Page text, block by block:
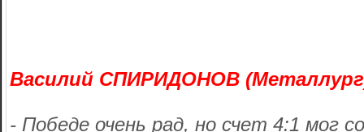
Василий СПИРИДОНОВ
- Победе очень рад, но счет 4:1 мог